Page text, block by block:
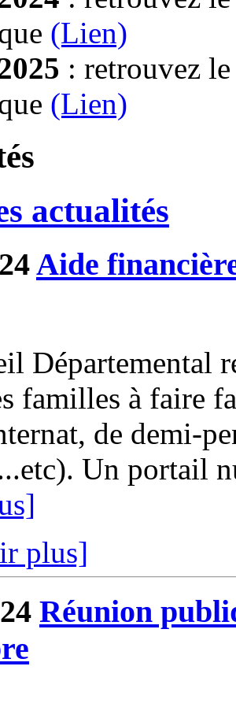
(Lien)
: retrouvez
(Lien)
actualités
Aide
Départemental
familles à faire
de demi-
Un portail
plus]
Réunion